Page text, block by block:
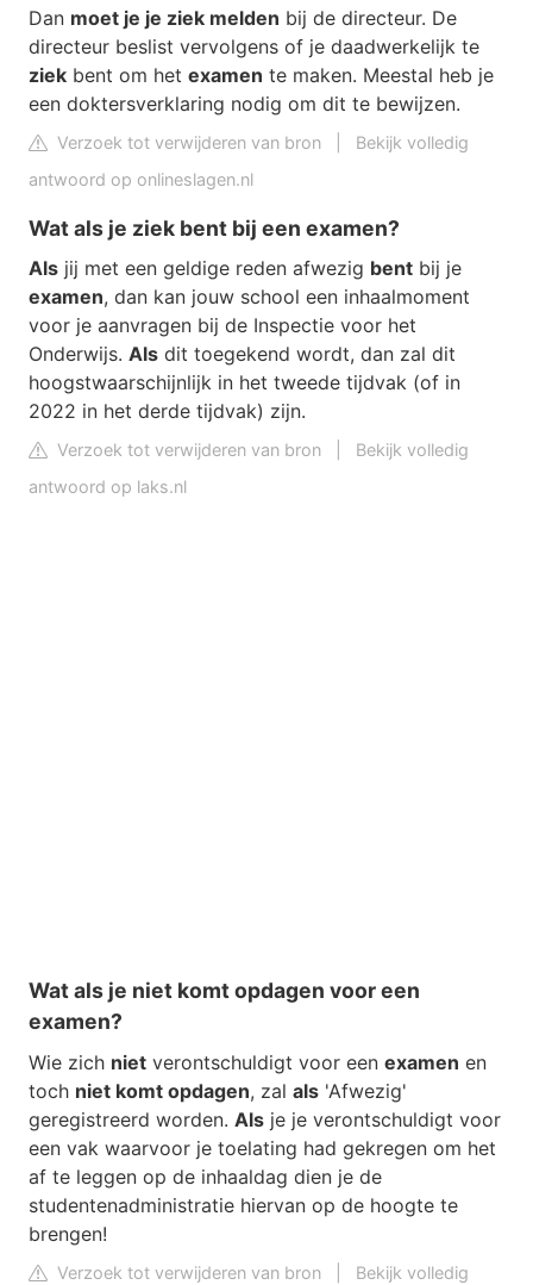
Dan moet je je ziek melden bij de directeur. De
directeur beslist vervolgens of je daadwerkelijk te
ziek bent om het examen te maken. Meestal heb je
een doktersverklaring nodig om dit te bewijzen.
Verzoek tot verwijderen van bron
Bekijk volledig
antwoord op onlineslagen.nl
Wat als je ziek bent bij een examen?
Als jij met een geldige reden afwezig bent bij je
examen, dan kan jouw school een inhaalmoment
voor je aanvragen bij de Inspectie voor het
Onderwijs. Als dit toegekend wordt, dan zal dit
hoogstwaarschijnlijk in het tweede tijdvak (of in
2022 in het derde tijdvak) zijn.
Verzoek tot verwijderen van bron
Bekijk volledig
antwoord op laks.nl
Wat als je niet komt opdagen voor een
examen?
Wie zich niet verontschuldigt voor een examen en
toch niet komt opdagen, zal als 'Afwezig'
geregistreerd worden. Als je je verontschuldigt voor
een vak waarvoor je toelating had gekregen om het
af te leggen op de inhaaldag dien je de
studentenadministratie hiervan op de hoogte te
brengen!
Verzoek tot verwijderen van bron
Bekijk volledig